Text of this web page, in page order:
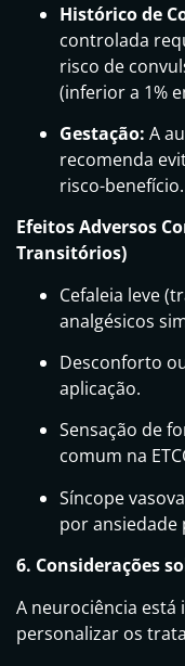
Histórico de
controlada
risco de
(inferior a 1%
Gestação: A
recomenda
risco-benefício.
Efeitos Adversos
Transitórios)
Cefaleia leve
analgésicos
Desconforto
aplicação.
Sensação de
comum na
Síncope
por
6. Considerações
A neurociência
personalizar os